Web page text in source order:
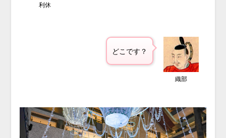
利休
どこです？
織部